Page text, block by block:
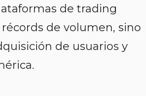
de trading
de volumen, sino
de usuarios y